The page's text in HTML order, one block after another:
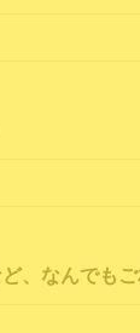
、なんでも